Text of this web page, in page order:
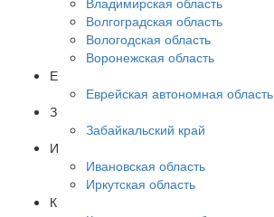
Волгоградская область
Вологодская область
Воронежская область
Е
Еврейская автономная область
З
Забайкальский край
И
Ивановская область
Иркутская область
К